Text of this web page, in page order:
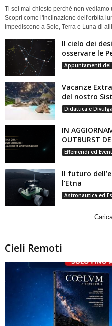
Ti sei mai chiesto perché non
Scopri come l'inclinazione dell'orbita
impediscono a Sole, Terra e Luna di
Il cielo dei
osservare le
Appuntamenti del
Vacanze
del nostro
Didattica e
IN
OUTBURST
Effemeridi ed
Il futuro
l’Etna
Astronautica ed
Cieli Remoti